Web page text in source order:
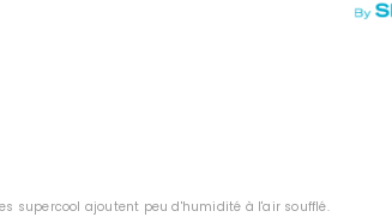
supercool ajoutent peu d'humidité à l'air soufflé.